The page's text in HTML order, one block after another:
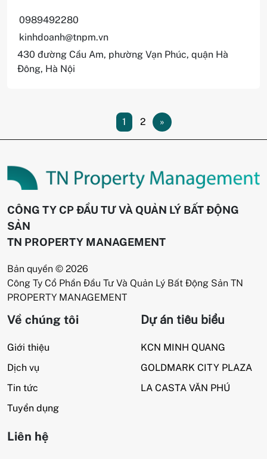
0989492280
kinhdoanh@tnpm.vn
430 đường Cầu Am, phường Vạn Phúc, quận Hà
Đông, Hà Nội
1 2 »
CÔNG TY CP ĐẦU TƯ VÀ QUẢN LÝ BẤT ĐỘNG
SẢN
TN PROPERTY MANAGEMENT
Bản quyền © 2026
Công Ty Cổ Phần Đầu Tư Và Quản Lý Bất Động Sản TN
PROPERTY MANAGEMENT
Về chúng tôi
Giới thiệu
Dịch vụ
Tin tức
Tuyển dụng
Dự án tiêu biểu
KCN MINH QUANG
GOLDMARK CITY PLAZA
LA CASTA VĂN PHÚ
Liên hệ